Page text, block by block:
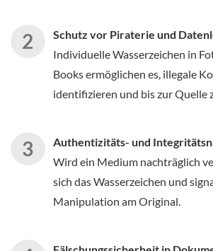
Schutz vor Piraterie und
Individuelle Wasserzeichen in
Books ermöglichen es, illegale
identifizieren und bis zur Quelle
Authentizitäts- und
Wird ein Medium nachträglich
sich das Wasserzeichen und
Manipulation am Original.